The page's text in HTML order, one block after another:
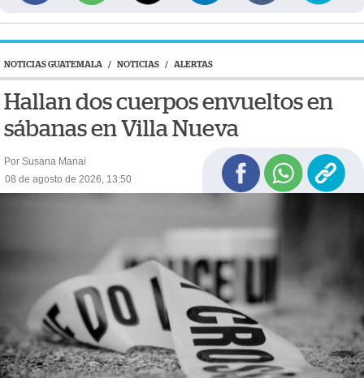
NOTICIAS GUATEMALA / NOTICIAS / ALERTAS
Hallan dos cuerpos envueltos en
sábanas en Villa Nueva
Por Susana Manai
08 de agosto de 2026, 13:50